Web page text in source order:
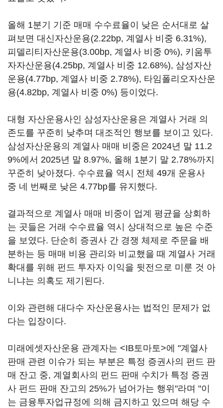
올해 1분기 기준 매매 수수료율이 낮은 순서대로 살
펴보면 대신자산운용(2.22bp, 계열사 비중 6.31%),
피델리티자산운용(3.00bp, 계열사 비중 0%), 키움투
자자산운용(4.25bp, 계열사 비중 12.68%), 삼성자산
운용(4.77bp, 계열사 비중 2.78%), 타임폴리오자산운
용(4.82bp, 계열사 비중 0%) 등이었다.
대형 자산운용사인 삼성자산운용은 계열사 거래 의
존도를 꾸준히 낮추며 대조적인 행보를 보이고 있다.
삼성자산운용의 계열사 매매 비중은 2024년 말 11.2
9%에서 2025년 말 8.97%, 올해 1분기 말 2.78%까지
꾸준히 낮아졌다. 수수료율 역시 전체 49개 운용사
중 네 번째로 낮은 4.77bp를 유지했다.
결과적으로 계열사 매매 비중이 업계 평균을 상회하
는 곳들은 거래 수수료율 역시 상대적으로 높은 수준
을 보였다. 단순히 증권사 간 경쟁 체제로 주문을 배
분하는 등 매매 비용 관리와 비교했을 때 계열사 거래
확대를 위해 펀드 투자자 이익을 뒷전으로 미룬 것 아
니냐는 의혹도 제기된다.
이와 관련해 대다수 자산운용사는 법적인 문제가 없
다는 입장이다.
미래에셋자산운용 관계자는 <IB토마토>에 "계열사
판매 관련 이슈가 되는 부분은 특정 증권사의 펀드 판
매 잔고 중, 계열회사의 펀드 판매 수치가 특정 증권
사 펀드 판매 잔고의 25%가 넘어가는 행위"라며 "이
는 금융투자업규정에 의해 금지하고 있으며 해당 수